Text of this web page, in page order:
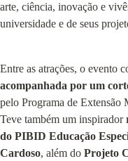
arte, ciência, inovação e
universidade e de seus
Entre as atrações, o evento
acompanhada por um
pelo Programa de Extensão
Teve também um inspirador
do PIBID Educação
Cardoso, além do Projeto